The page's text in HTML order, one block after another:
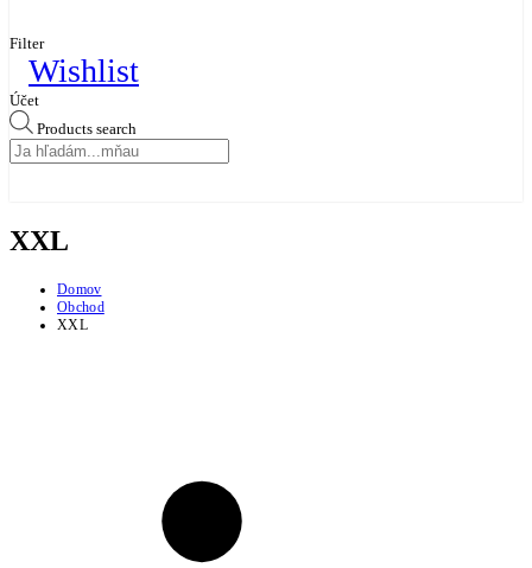
Filter
Wishlist
Účet
Products search
XXL
Domov
Obchod
XXL